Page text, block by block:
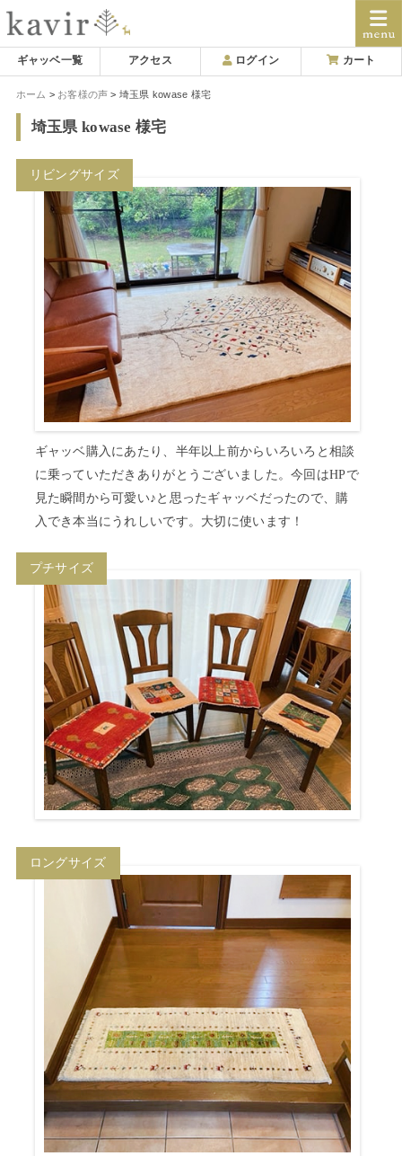
Skip
to
ギャッベ一覧 アクセス ログイン カート
ホーム お客様の声 埼玉県 kowase 様宅
埼玉県 kowase 様宅
リビングサイズ
ギャッベ購入にあたり、半年以上前からいろいろと相談
に乗っていただきありがとうございました。今回はHPで
見た瞬間から可愛い♪と思ったギャッベだったので、購
入でき本当にうれしいです。大切に使います！
プチサイズ
ロングサイズ